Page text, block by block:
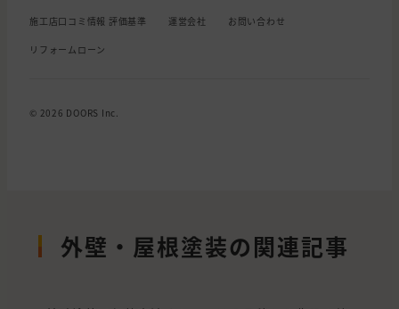
施工店口コミ情報 評価基準 運営会社 お問い合わせ
リフォームローン
© 2026 DOORS Inc.
外壁・屋根塗装の関連記事